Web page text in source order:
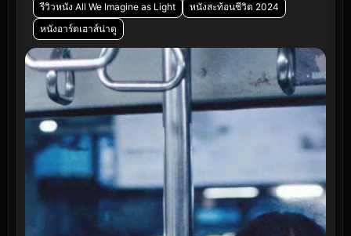
รีวิวหนัง All We Imagine as Light
หนังสะท้อนชีวิต 2024
หนังอาร์ตเฮาส์น่าดู